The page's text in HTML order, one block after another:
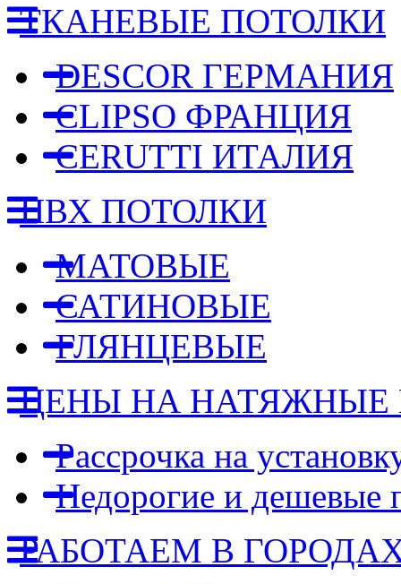
ТКАНЕВЫЕ ПОТОЛКИ
DESCOR ГЕРМАНИЯ
CLIPSO ФРАНЦИЯ
CERUTTI ИТАЛИЯ
ПВХ ПОТОЛКИ
МАТОВЫЕ
САТИНОВЫЕ
ГЛЯНЦЕВЫЕ
ЦЕНЫ НА НАТЯЖНЫЕ
Рассрочка на
Недорогие и дешевые
РАБОТАЕМ В